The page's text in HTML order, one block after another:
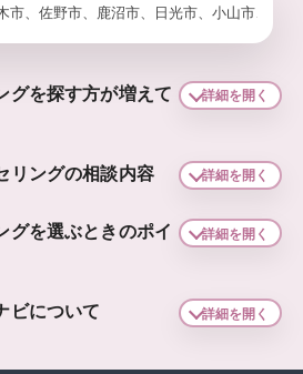
市、佐野市、鹿沼市、日光市、小山市、真
グを探す方が増えて
詳細を開く
リングの相談内容 詳細を開く
グを選ぶときのポイ
詳細を開く
ビについて 詳細を開く